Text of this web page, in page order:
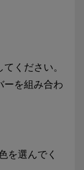
ください。
ーを組み合わ
を選んでく